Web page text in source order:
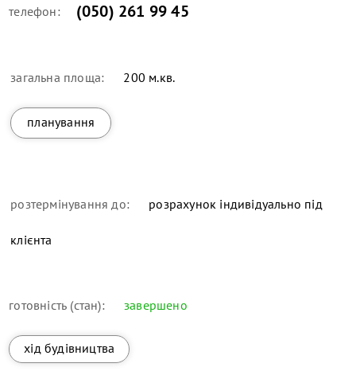
телефон: (050) 261 99 45
загальна площа: 200 м.кв.
планування
розтермінування до: розрахунок індивідуально під
клієнта
готовність (стан): завершено
хід будівництва